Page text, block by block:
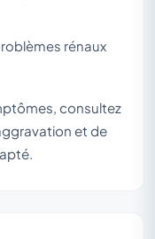
rénaux
consultez
et de